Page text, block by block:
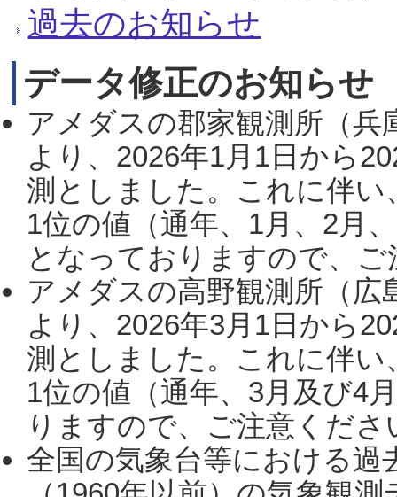
過去のお知らせ
データ修正のお知らせ
アメダスの郡家観測所（
より、2026年1月1日から
測としました。これに伴い
1位の値（通年、1月、2月
となっておりますので、
アメダスの高野観測所（
より、2026年3月1日から
測としました。これに伴い
1位の値（通年、3月及び4
りますので、ご注意くだ
全国の気象台等における過